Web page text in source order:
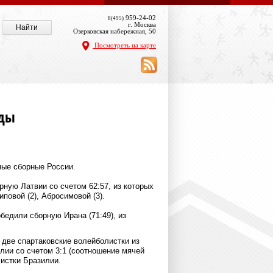
8(495) 959-24-02
г. Москва
Озерковская набережная, 50
Посмотреть на карте
сборные России.
Латвии со счетом 62:57, из которых
(2), Абросимовой (3).
сборную Ирана (71:49), из
спартаковские волейболистки из
со счетом 3:1 (соотношение мячей
Бразилии.